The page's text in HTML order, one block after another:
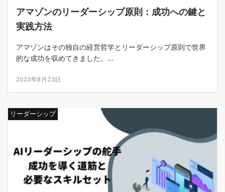
アマゾンのリーダーシップ原則：成功への鍵と
実践方法
アマゾンはその独自の経営哲学とリーダーシップ原則で世界
的な成功を収めてきました。...
2023年8月23日
リーダーシップ